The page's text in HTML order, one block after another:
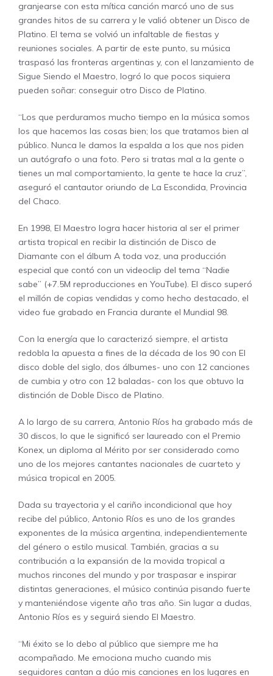
granjearse con esta mítica canción marcó uno de sus
grandes hitos de su carrera y le valió obtener un Disco de
Platino. El tema se volvió un infaltable de fiestas y
reuniones sociales. A partir de este punto, su música
traspasó las fronteras argentinas y, con el lanzamiento de
Sigue Siendo el Maestro, logró lo que pocos siquiera
pueden soñar: conseguir otro Disco de Platino.
“Los que perduramos mucho tiempo en la música somos
los que hacemos las cosas bien; los que tratamos bien al
público. Nunca le damos la espalda a los que nos piden
un autógrafo o una foto. Pero si tratas mal a la gente o
tienes un mal comportamiento, la gente te hace la cruz”,
aseguró el cantautor oriundo de La Escondida, Provincia
del Chaco.
En 1998, El Maestro logra hacer historia al ser el primer
artista tropical en recibir la distinción de Disco de
Diamante con el álbum A toda voz, una producción
especial que contó con un videoclip del tema “Nadie
sabe” (+7.5M reproducciones en YouTube). El disco superó
el millón de copias vendidas y como hecho destacado, el
video fue grabado en Francia durante el Mundial 98.
Con la energía que lo caracterizó siempre, el artista
redobla la apuesta a fines de la década de los 90 con El
disco doble del siglo, dos álbumes- uno con 12 canciones
de cumbia y otro con 12 baladas- con los que obtuvo la
distinción de Doble Disco de Platino.
A lo largo de su carrera, Antonio Ríos ha grabado más de
30 discos, lo que le significó ser laureado con el Premio
Konex, un diploma al Mérito por ser considerado como
uno de los mejores cantantes nacionales de cuarteto y
música tropical en 2005.
Dada su trayectoria y el cariño incondicional que hoy
recibe del público, Antonio Ríos es uno de los grandes
exponentes de la música argentina, independientemente
del género o estilo musical. También, gracias a su
contribución a la expansión de la movida tropical a
muchos rincones del mundo y por traspasar e inspirar
distintas generaciones, el músico continúa pisando fuerte
y manteniéndose vigente año tras año. Sin lugar a dudas,
Antonio Ríos es y seguirá siendo El Maestro.
“Mi éxito se lo debo al público que siempre me ha
acompañado. Me emociona mucho cuando mis
seguidores cantan a dúo mis canciones en los lugares en